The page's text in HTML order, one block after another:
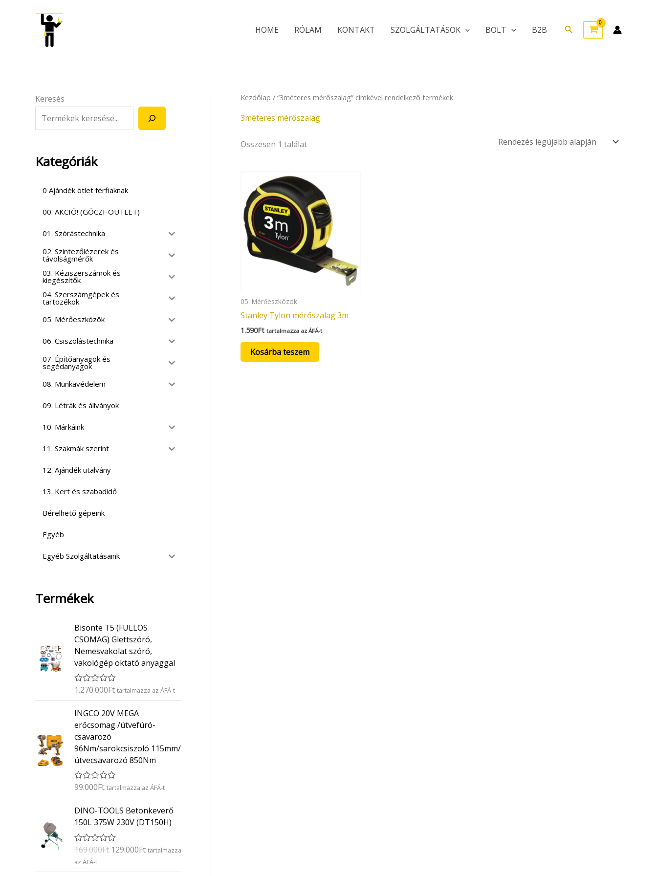
HOME RÓLAM KONTAKT SZOLGÁLTATÁSOK BOLT B2B Search
Keresés
Kategóriák
0 Ajándék ötlet férfiaknak
00. AKCIÓ! (GÓCZI-OUTLET)
01. Szórástechnika
02. Szintezőlézerek és
távolságmérők
03. Kéziszerszámok és
kiegészítők
04. Szerszámgépek és
tartozékok
05. Mérőeszközök
06. Csiszolástechnika
07. Építőanyagok és
segédanyagok
08. Munkavédelem
09. Létrák és állványok
10. Márkáink
11. Szakmák szerint
12. Ajándék utalvány
13. Kert és szabadidő
Bérelhető gépeink
Egyéb
Egyéb Szolgáltatásaink
Termékek
Bisonte T5 (FULLOS
CSOMAG) Glettszóró,
Nemesvakolat szóró,
vakológép oktató anyaggal
É
é
e
l
é
s
:
/
5
1.270.000Ft tartalmazza az ÁFÁ-t
INGCO 20V MEGA
erőcsomag /ütvefúró-
csavarozó
96Nm/sarokcsiszoló 115mm/
ütvecsavarozó 850Nm
É
é
k
e
é
s
0
/
99.000Ft tartalmazza az ÁFÁ-t
DINO-TOOLS Betonkeverő
150L 375W 230V (DT150H)
É
t
é
169.000Ft
O
r
g
129.000Ft
C
u
etartalmazza
az ÁFÁ-t
Kezdőlap / “3méteres mérőszalag” címkével rendelkező termékek
3méteres mérőszalag
Összesen 1 találat
05. Mérőeszközök
Stanley Tylon mérőszalag 3m
1.590Ft tartalmazza az ÁFÁ-t
Kosárba teszem